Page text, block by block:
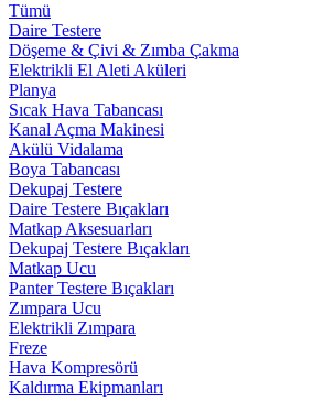
Tümü
Daire Testere
Döşeme & Çivi & Zımba Çakma
Elektrikli El Aleti Aküleri
Planya
Sıcak Hava Tabancası
Kanal Açma Makinesi
Akülü Vidalama
Boya Tabancası
Dekupaj Testere
Daire Testere Bıçakları
Matkap Aksesuarları
Dekupaj Testere Bıçakları
Matkap Ucu
Panter Testere Bıçakları
Zımpara Ucu
Elektrikli Zımpara
Freze
Hava Kompresörü
Kaldırma Ekipmanları